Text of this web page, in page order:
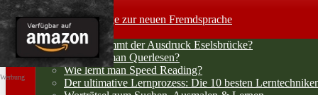
Home
Lernerfolge: Wege zur neuen Fremdsprache
Lernstrategien
Woher kommt der Ausdruck Eselsbrücke?
Wie lernt man Querlesen?
Wie lernt man Speed Reading?
Der ultimative Lernprozess: Die 10 besten
Werbung